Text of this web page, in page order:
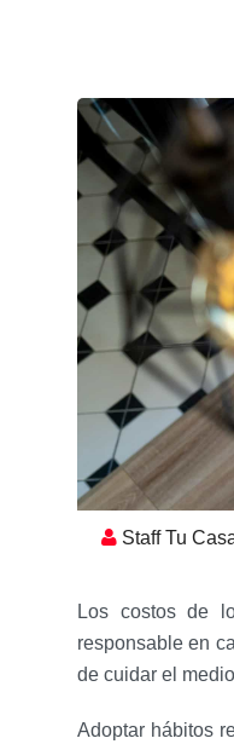
Staff Tu
Los costos de
responsable en
de cuidar el
Adoptar hábitos